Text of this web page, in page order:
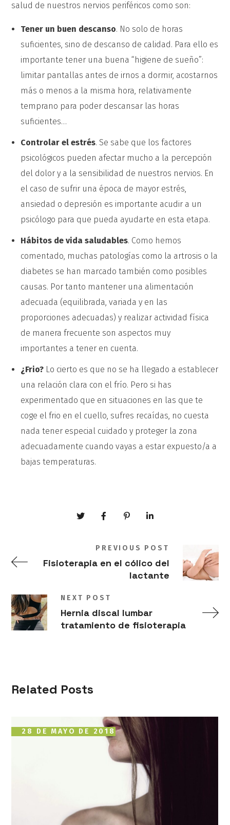
salud de nuestros nervios periféricos como son:
Tener un buen descanso. No solo de horas
suficientes, sino de descanso de calidad. Para ello es
importante tener una buena “higiene de sueño”:
limitar pantallas antes de irnos a dormir, acostarnos
más o menos a la misma hora, relativamente
temprano para poder descansar las horas
suficientes…
Controlar el estrés. Se sabe que los factores
psicológicos pueden afectar mucho a la percepción
del dolor y a la sensibilidad de nuestros nervios. En
el caso de sufrir una época de mayor estrés,
ansiedad o depresión es importante acudir a un
psicólogo para que pueda ayudarte en esta etapa.
Hábitos de vida saludables. Como hemos
comentado, muchas patologías como la artrosis o la
diabetes se han marcado también como posibles
causas. Por tanto mantener una alimentación
adecuada (equilibrada, variada y en las
proporciones adecuadas) y realizar actividad física
de manera frecuente son aspectos muy
importantes a tener en cuenta.
¿Frio? Lo cierto es que no se ha llegado a establecer
una relación clara con el frío. Pero si has
experimentado que en situaciones en las que te
coge el frio en el cuello, sufres recaídas, no cuesta
nada tener especial cuidado y proteger la zona
adecuadamente cuando vayas a estar expuesto/a a
bajas temperaturas.
PREVIOUS POST
Fisioterapia en el cólico del
lactante
NEXT POST
Hernia discal lumbar
tratamiento de fisioterapia
Related Posts
28 DE MAYO DE 2018